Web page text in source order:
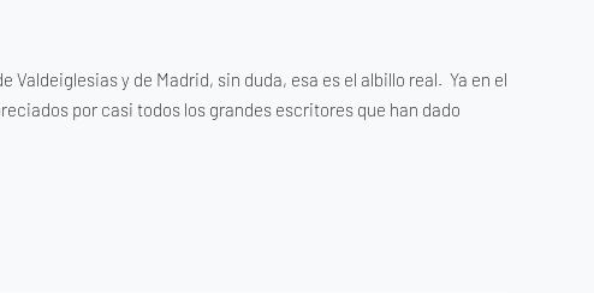
y de Madrid, sin duda, esa es el albillo real. Ya en el
por casi todos los grandes escritores que han dado